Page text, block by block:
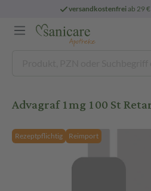
versandkostenfreiab 29
Advagraf 1mg 100 St
Rezeptpflichtig Reimport